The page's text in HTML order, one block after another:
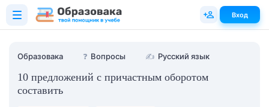
Образовака ❓ Вопросы ✍ Русский язык
10 предложений с причастным оборотом
составить
Вход